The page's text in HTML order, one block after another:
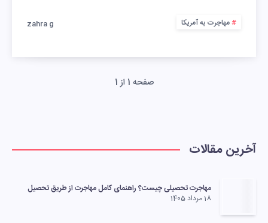
مهاجرت به آمریکا zahra g
صفحه 1 از 1
آخرین مقالات
مهاجرت تحصیلی چیست؟ راهنمای کامل مهاجرت از طریق تحصیل
18 مرداد 1405